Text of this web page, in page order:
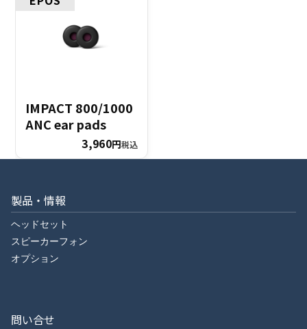
IMPACT 800/1000
ANC ear pads
3,960円税込
製品・情報
ヘッドセット
スピーカーフォン
オプション
問い合せ